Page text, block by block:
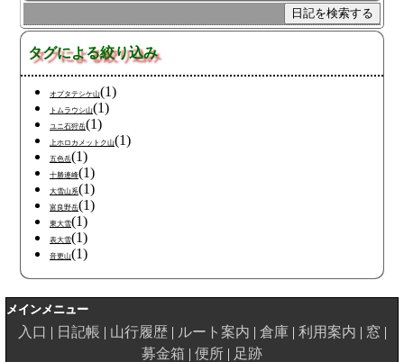
タグによる絞り込み
オプタテシケ山(1)
トムラウシ山(1)
ユニ石狩岳(1)
上ホロカメットク山(1)
五色岳(1)
十勝連峰(1)
大雪山系(1)
富良野岳(1)
東大雪(1)
表大雪(1)
音更山(1)
メインメニュー
入口 日記帳 山行履歴 ルート案内 倉庫 利用案内
窓
募金箱
便所 足跡